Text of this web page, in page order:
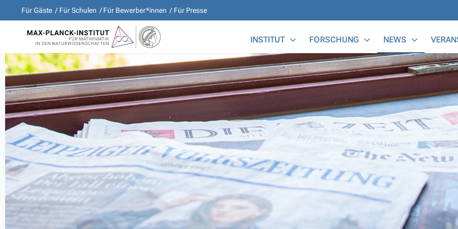
Für Gäste Für Schulen Für Bewerber*innen Für Presse
INSTITUT FORSCHUNG NEWS